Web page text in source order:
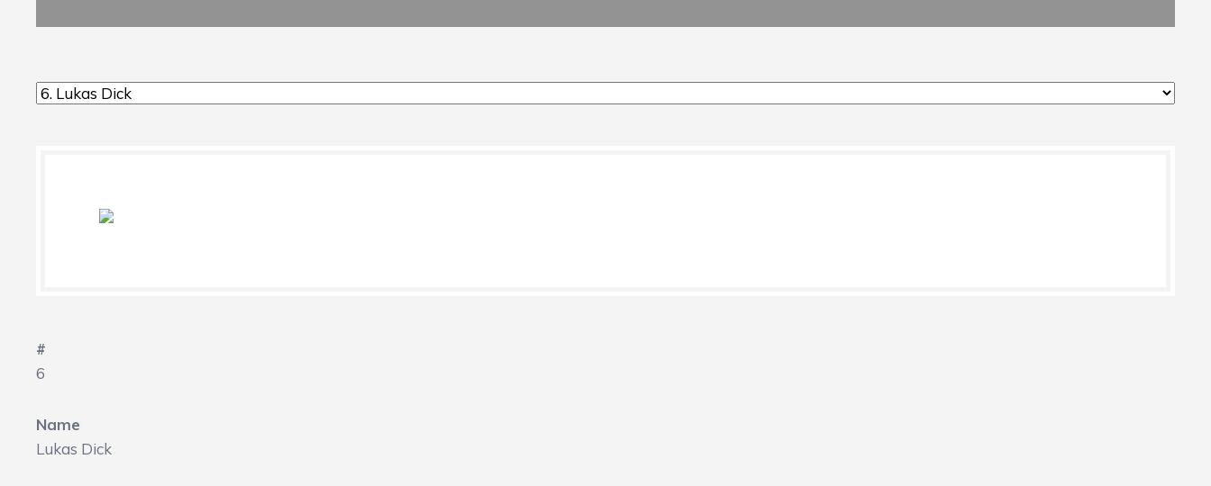
#
6
Name
Lukas Dick